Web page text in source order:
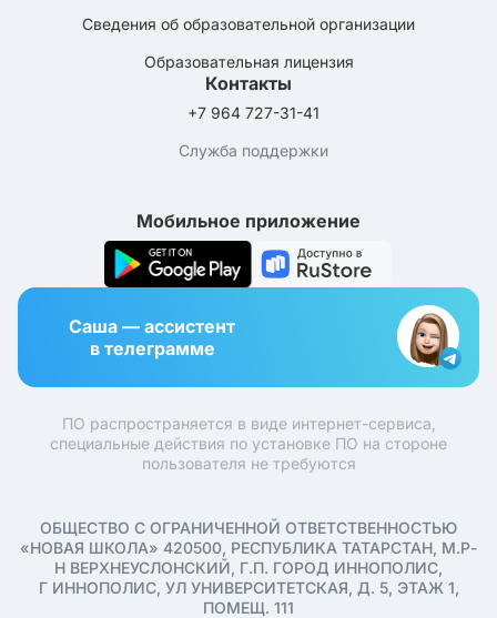
Сведения об образовательной организации
Образовательная лицензия
Контакты
+7 964 727-31-41
Служба поддержки
Мобильное приложение
Саша — ассистент
в телеграмме
ПО распространяется в виде интернет-сервиса,
специальные действия по установке ПО на стороне
пользователя не требуются
ОБЩЕСТВО С ОГРАНИЧЕННОЙ ОТВЕТСТВЕННОСТЬЮ
«НОВАЯ ШКОЛА» 420500, РЕСПУБЛИКА ТАТАРСТАН, М.Р-
Н ВЕРХНЕУСЛОНСКИЙ, Г.П. ГОРОД ИННОПОЛИС,
Г ИННОПОЛИС, УЛ УНИВЕРСИТЕТСКАЯ, Д. 5, ЭТАЖ 1,
ПОМЕЩ. 111